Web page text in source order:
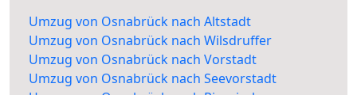
Umzug von Osnabrück nach Altstadt
Umzug von Osnabrück nach Wilsdruffer
Umzug von Osnabrück nach Vorstadt
Umzug von Osnabrück nach Seevorstadt